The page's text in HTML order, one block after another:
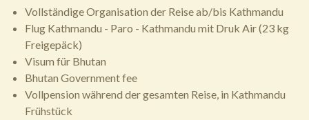
Vollständige Organisation der Reise ab/bis Kathmandu
Flug Kathmandu - Paro - Kathmandu mit Druk Air (23 kg
Freigepäck)
Visum für Bhutan
Bhutan Government fee
Vollpension während der gesamten Reise, in Kathmandu
Frühstück